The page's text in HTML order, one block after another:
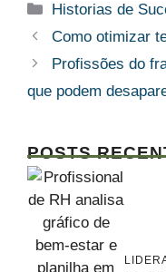
Categorias
Historias de
Como otimizar
Profissões do
que podem
POSTS